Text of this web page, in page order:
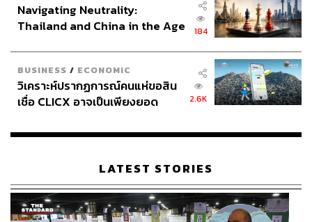
Navigating Neutrality:
Thailand and China in the Age
184
BUSINESS / ECONOMIC
วิเคราะห์ปรากฏการณ์คนแห่ขอสิน
เชื่อ CLICX อาจเป็นเพียงยอด
เรือนไทยที่ถูกซุกไว้
2.6K
LATEST STORIES